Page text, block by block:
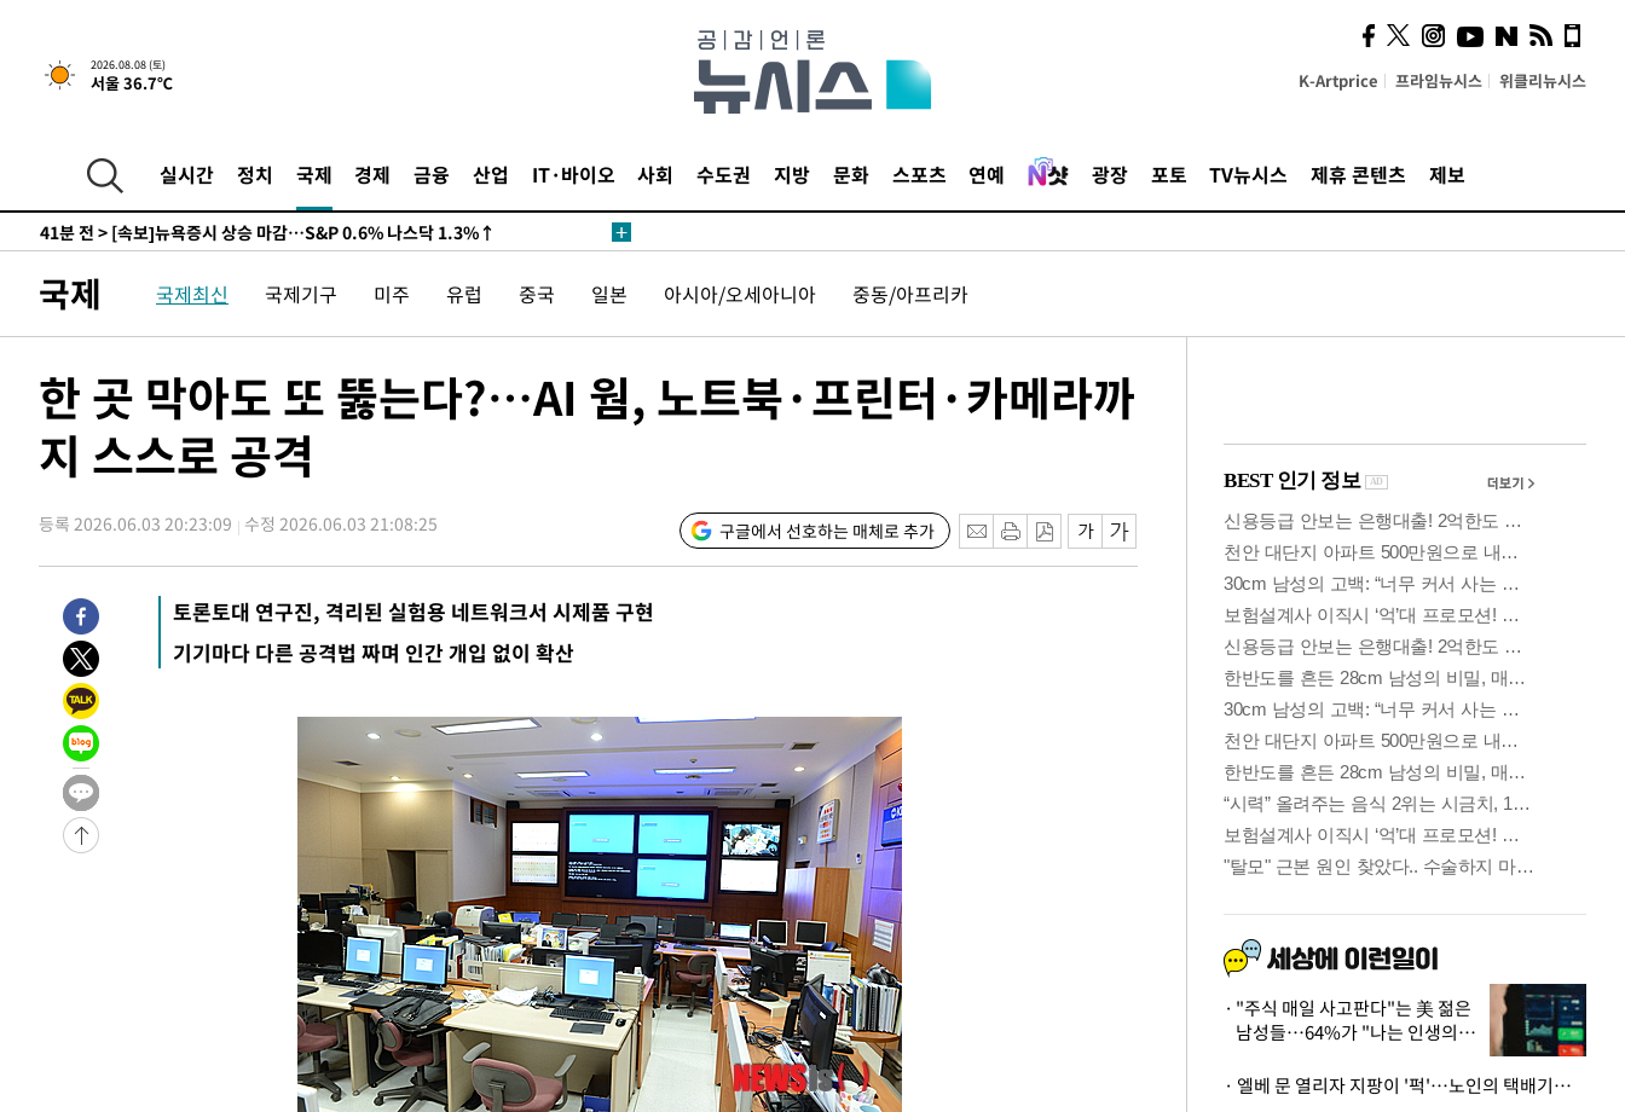
2026.08.08 (토)
서울 36.7℃ K-Artprice 프라임뉴시스 위클리뉴시스
실시간 정치 국제 경제 금융 산업 IT·바이오 사회 수도권 지방 문화 스포츠 연예 광장 포토 TV뉴시스 제휴 콘텐츠 제보
-23975초 전 >여수 오동도 해상서 모터보트 전복…1명 사망·1명 실종
-20202초 전 >극한폭염 한풀 꺾이지만…'낮 최고 35도' 무더위, 열대야 계속[다음
-15737초 전 >
[속보]'압수수색·성접대 논란' 축구협회 "실망과 걱정 안겨드려 죄
-4358초 전 >
41분 전 > [속보]뉴욕증시 상승 마감…S&P 0.6% 나스닥 1.3%↑
-27085초 전 >
선재도서 해루질 나섰다 실종 60대, 닷새 만에 숨진 채 발견
-24619초 전 >남자 농구, 나고야 아시안게임서 '홈팀' 일본과 한일전
-20222초 전 > 극한폭염 한풀 꺾이지만…'낮 최고 35도' 무더위, 열대야 계속[다음
주 날씨]
-17240초 전 >
축구협회 "압수수색·성접대 논란 사과…쇄신의 기회로 삼겠다"
-15757초 전 >[속보]'압수수색·성접대 논란' 축구협회 "실망과 걱정 안겨드려 죄
41분 전 >[속보]뉴욕증시 상승 마감…S&P 0.6% 나스닥 1.3%↑
국제 국제최신 국제기구 미주 유럽 중국 일본 아시아/오세아니아 중동/아프리카
한 곳 막아도 또 뚫는다?…AI 웜, 노트북·프린터·카메라까
지 스스로 공격
등록 2026.06.03 20:23:09 수정 2026.06.03 21:08:25 구글에서 선호하는 매체로 추가
토론토대 연구진, 격리된 실험용 네트워크서 시제품 구현
기기마다 다른 공격법 짜며 인간 개입 없이 확산
사이 해답 찾았죠"…알을
깨고 나온 '초자아'
"주식 매일 사고판다"는 美 젊은
남성들…64%가 "나는 인생의
· 엘베 문 열리자 지팡이 '퍽'…노인의 택배기사 폭행 이유